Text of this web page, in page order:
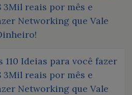
3Mil reais por mês e
Networking que Vale
110 Ideias para você fazer
3Mil reais por mês e
Networking que Vale